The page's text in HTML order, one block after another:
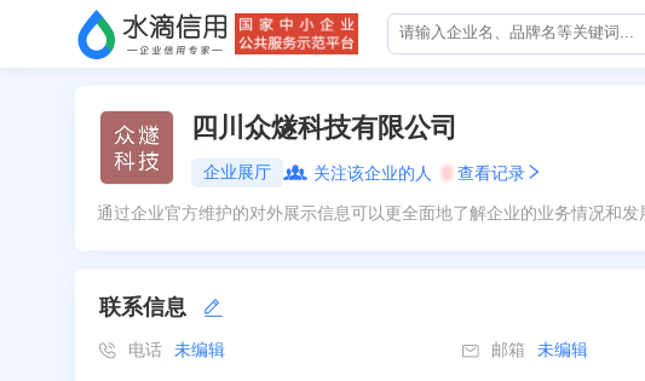
四川众燧科技有限公司
企业展厅 关注该企业的人 0 查看记录
通过企业官方维护的对外展示信息可以更全面地了解企业的业务情况和
联系信息
电话 未编辑 邮箱 未编辑